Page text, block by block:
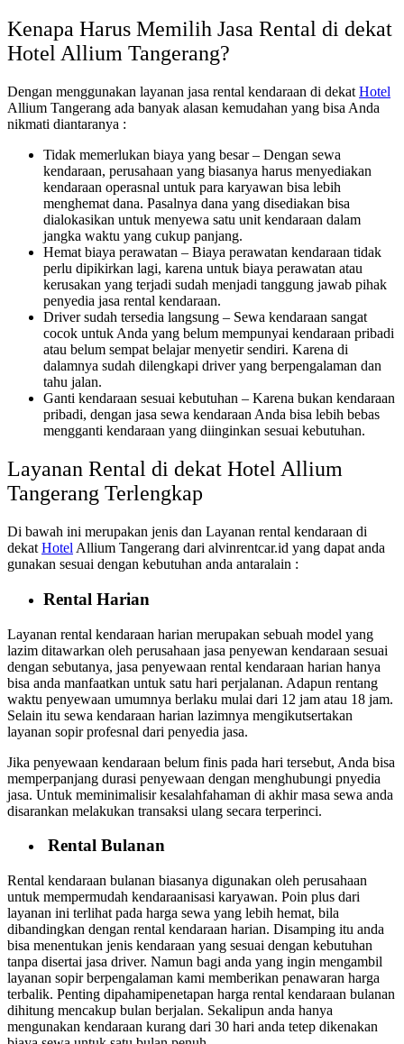
Kenapa Harus Memilih Jasa Rental di dekat
Hotel Allium Tangerang?
Dengan menggunakan layanan jasa rental kendaraan di dekat Hotel
Allium Tangerang ada banyak alasan kemudahan yang bisa Anda
nikmati diantaranya :
Tidak memerlukan biaya yang besar – Dengan sewa
kendaraan, perusahaan yang biasanya harus menyediakan
kendaraan operasnal untuk para karyawan bisa lebih
menghemat dana. Pasalnya dana yang disediakan bisa
dialokasikan untuk menyewa satu unit kendaraan dalam
jangka waktu yang cukup panjang.
Hemat biaya perawatan – Biaya perawatan kendaraan tidak
perlu dipikirkan lagi, karena untuk biaya perawatan atau
kerusakan yang terjadi sudah menjadi tanggung jawab pihak
penyedia jasa rental kendaraan.
Driver sudah tersedia langsung – Sewa kendaraan sangat
cocok untuk Anda yang belum mempunyai kendaraan pribadi
atau belum sempat belajar menyetir sendiri. Karena di
dalamnya sudah dilengkapi driver yang berpengalaman dan
tahu jalan.
Ganti kendaraan sesuai kebutuhan – Karena bukan kendaraan
pribadi, dengan jasa sewa kendaraan Anda bisa lebih bebas
mengganti kendaraan yang diinginkan sesuai kebutuhan.
Layanan Rental di dekat Hotel Allium
Tangerang Terlengkap
Di bawah ini merupakan jenis dan Layanan rental kendaraan di
dekat Hotel Allium Tangerang dari alvinrentcar.id yang dapat anda
gunakan sesuai dengan kebutuhan anda antaralain :
Rental Harian
Layanan rental kendaraan harian merupakan sebuah model yang
lazim ditawarkan oleh perusahaan jasa penyewan kendaraan sesuai
dengan sebutanya, jasa penyewaan rental kendaraan harian hanya
bisa anda manfaatkan untuk satu hari perjalanan. Adapun rentang
waktu penyewaan umumnya berlaku mulai dari 12 jam atau 18 jam.
Selain itu sewa kendaraan harian lazimnya mengikutsertakan
layanan sopir profesnal dari penyedia jasa.
Jika penyewaan kendaraan belum finis pada hari tersebut, Anda bisa
memperpanjang durasi penyewaan dengan menghubungi pnyedia
jasa. Untuk meminimalisir kesalahfahaman di akhir masa sewa anda
disarankan melakukan transaksi ulang secara terperinci.
Rental Bulanan
Rental kendaraan bulanan biasanya digunakan oleh perusahaan
untuk mempermudah kendaraanisasi karyawan. Poin plus dari
layanan ini terlihat pada harga sewa yang lebih hemat, bila
dibandingkan dengan rental kendaraan harian. Disamping itu anda
bisa menentukan jenis kendaraan yang sesuai dengan kebutuhan
tanpa disertai jasa driver. Namun bagi anda yang ingin mengambil
layanan sopir berpengalaman kami memberikan penawaran harga
terbalik. Penting dipahamipenetapan harga rental kendaraan bulanan
dihitung mencakup bulan berjalan. Sekalipun anda hanya
mengunakan kendaraan kurang dari 30 hari anda tetep dikenakan